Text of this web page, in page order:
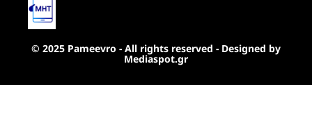
© 2025 Pameevro - All rights reserved - Designed by
Mediaspot.gr